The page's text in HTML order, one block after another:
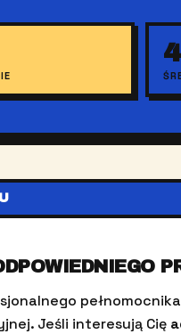
Jeśli interesują Cię